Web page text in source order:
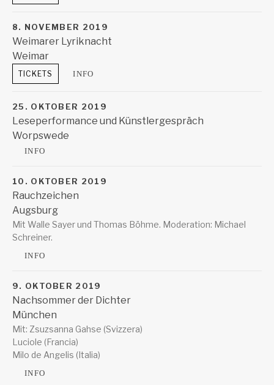
Frankfurt
8. NOVEMBER 2019
Weimarer Lyriknacht
Weimar
Stadtbücherei Weimar
TICKETS INFO
25. OKTOBER 2019
Leseperformance und Künstlergespräch
Worpswede
Große Kunstschau
INFO
10. OKTOBER 2019
Rauchzeichen
Augsburg
Brechthaus Augsburg
Mit Walle Sayer und Thomas Böhme. Moderation: Michael
Schreiner.
INFO
9. OKTOBER 2019
Nachsommer der Dichter
München
Lyrik Kabinett München
Mit: Zsuzsanna Gahse (Svizzera)
Luciole (Francia)
Milo de Angelis (Italia)
INFO